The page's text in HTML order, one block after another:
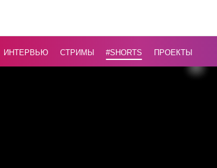
ИНТЕРВЬЮ СТРИМЫ #Shorts ПРОЕКТЫ